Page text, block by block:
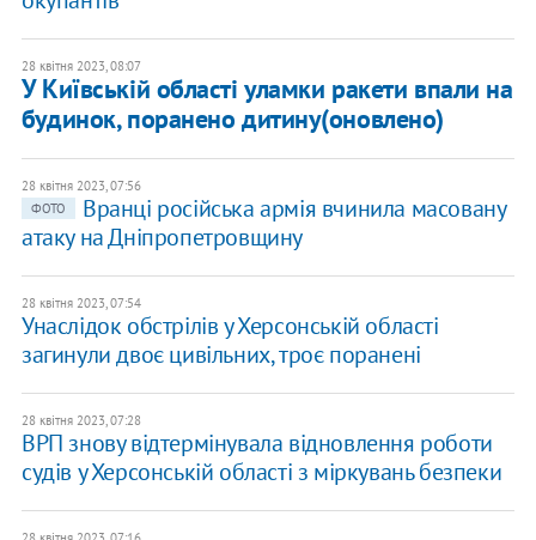
28 квітня 2023, 08:07
У Київській області уламки ракети впали на
будинок, поранено дитину(оновлено)
28 квітня 2023, 07:56
ФОТО
Вранці російська армія вчинила масовану
атаку на Дніпропетровщину​
28 квітня 2023, 07:54
Унаслідок обстрілів у Херсонській області
загинули двоє цивільних, троє поранені
28 квітня 2023, 07:28
​ВРП знову відтермінувала відновлення роботи
судів у Херсонській області з міркувань безпеки